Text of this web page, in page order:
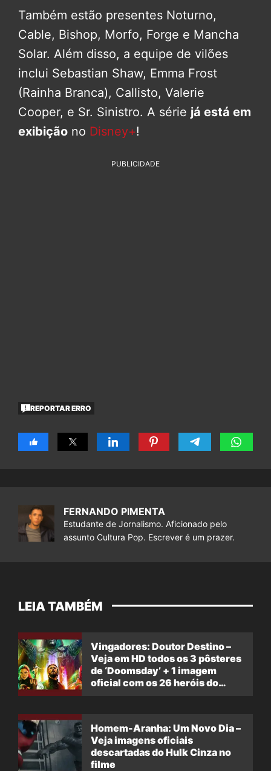
Também estão presentes Noturno,
Cable, Bishop, Morfo, Forge e Mancha
Solar. Além disso, a equipe de vilões
inclui Sebastian Shaw, Emma Frost
(Rainha Branca), Callisto, Valerie
Cooper, e Sr. Sinistro. A série já está em
exibição no Disney+!
PUBLICIDADE
REPORTAR ERRO
FERNANDO PIMENTA
Estudante de Jornalismo. Aficionado pelo
assunto Cultura Pop. Escrever é um prazer.
LEIA TAMBÉM
Vingadores: Doutor Destino –
Veja em HD todos os 3 pôsteres
de ‘Doomsday’ + 1 imagem
oficial com os 26 heróis do
Homem-Aranha: Um Novo Dia –
Veja imagens oficiais
descartadas do Hulk Cinza no
filme